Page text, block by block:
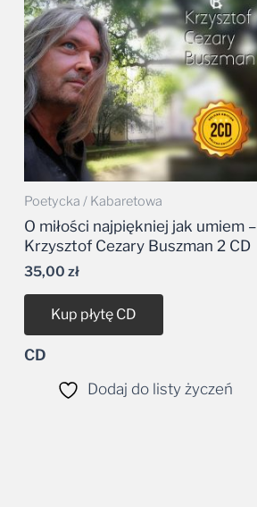
Poetycka / Kabaretowa
O miłości najpiękniej jak umiem –
Krzysztof Cezary Buszman 2 CD
35,00zł
Kup płytę CD
CD
Dodaj do listy życzeń